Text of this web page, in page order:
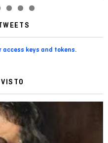
access keys and tokens.